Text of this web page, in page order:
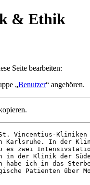
& Ethik
Seite bearbeiten:
„Benutzer“ angehören.